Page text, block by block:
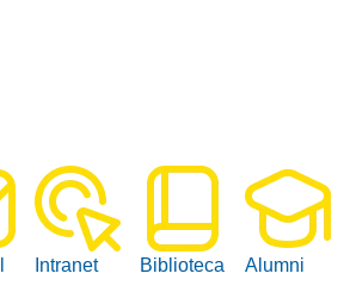
Intranet Biblioteca Alumni